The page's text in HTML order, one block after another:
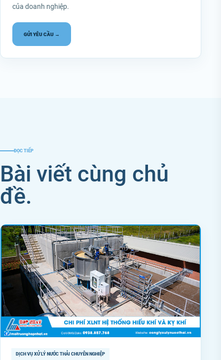
của doanh nghiệp.
GỬI YÊU CẦU →
ĐỌC TIẾP
Bài viết cùng chủ
đề.
DỊCH VỤ XỬ LÝ NƯỚC THẢI CHUYÊN NGHIỆP